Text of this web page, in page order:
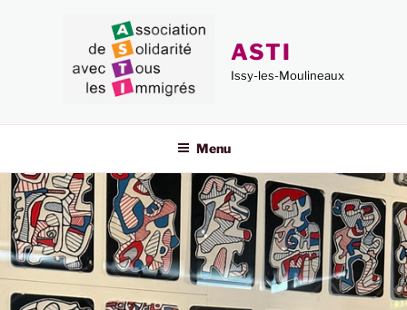
ASTI
Issy-les-Moulineaux
Menu